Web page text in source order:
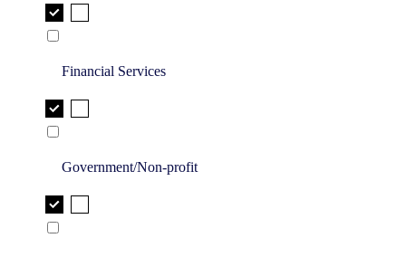
Financial Services
Government/Non-profit